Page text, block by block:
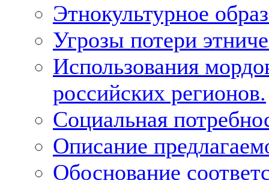
Этнокультурное
Угрозы потери
Использования
российских регионов.
Социальная
Описание
Обоснование